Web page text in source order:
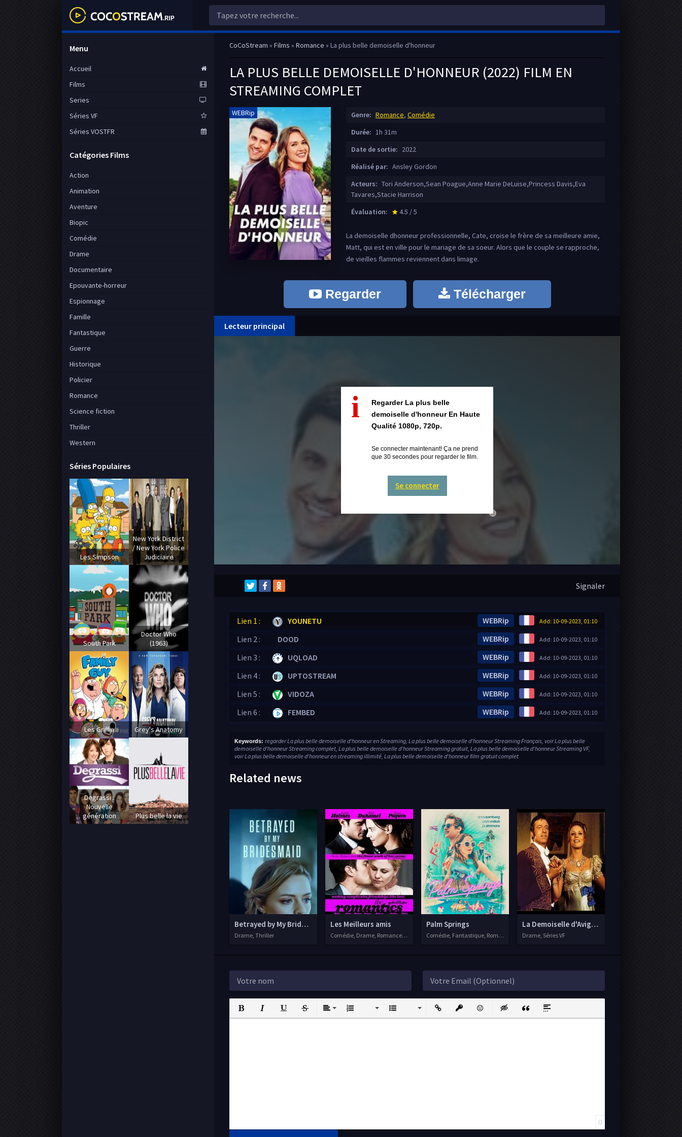
CoCoStream » Films » Romance » La plus belle demoiselle d'honneur
LA PLUS BELLE DEMOISELLE D'HONNEUR (2022) FILM EN
STREAMING COMPLET
WEBRip Genre: Romance, Comédie
Durée: 1h 31m
Date de sortie: 2022
Réalisé par: Ansley Gordon
Acteurs: Tori Anderson,Sean Poague,Anne Marie DeLuise,Princess Davis,Eva
Tavares,Stacie Harrison
Évaluation:
star_rate
4.5 / 5
La demoiselle dhonneur professionnelle, Cate, croise le frère de sa meilleure amie,
Matt, qui est en ville pour le mariage de sa soeur. Alors que le couple se rapproche,
de vieilles flammes reviennent dans limage.
Regarder Télécharger
Lecteur principal
close
i
Regarder La plus belle
demoiselle d'honneur En Haute
Qualité 1080p, 720p.
Se connecter maintenant! Ça ne prend
que 30 secondes pour regarder le film.
Se connecter
Signaler
Lien 1 : YOUNETU Add: 10-09-2023, 01:10
WEBRip
Lien 2 :
DOOD Add: 10-09-2023, 01:10
WEBRip
Lien 3 :
UQLOAD Add: 10-09-2023, 01:10
WEBRip
Lien 4 :
UPTOSTREAM Add: 10-09-2023, 01:10
WEBRip
Lien 5 :
VIDOZA Add: 10-09-2023, 01:10
WEBRip
Lien 6 :
FEMBED Add: 10-09-2023, 01:10
WEBRip
Keywords: regarder La plus belle demoiselle d'honneur en Streaming, La plus belle demoiselle d'honneur Streaming Français, voir La plus belle
demoiselle d'honneur Streaming complet, La plus belle demoiselle d'honneur Streaming gratuit, La plus belle demoiselle d'honneur Streaming VF,
voir La plus belle demoiselle d'honneur en streaming illimité, La plus belle demoiselle d'honneur film gratuit complet
Related news
Betrayed by My Bridesmaid
Drame, Thriller
Les Meilleurs amis
Comédie, Drame, Romance, 2012
Palm Springs
Comédie, Fantastique, Romance, 2020
La Demoiselle d'Avignon
Drame, Séries VF
Bold Italic UnderlineStrikethrough
AlignOrdered List Unordered ListInsert LinkInsert protected link
EmoticonsInsert hidden text
Insert QuoteInsert spoiler
0
Menu
Accueil
Films
Series
Séries VF
Séries VOSTFR
Catégories Films
Action
Animation
Aventure
Biopic
Comédie
Drame
Documentaire
Epouvante-horreur
Espionnage
Famille
Fantastique
Guerre
Historique
Policier
Romance
Science fiction
Thriller
Western
Séries Populaires
Les Simpson
New York District
/ New York Police
Judiciaire
South Park
Doctor Who
(1963)
Les Griffin Grey's Anatomy
Degrassi :
Nouvelle
génération
Plus belle la vie